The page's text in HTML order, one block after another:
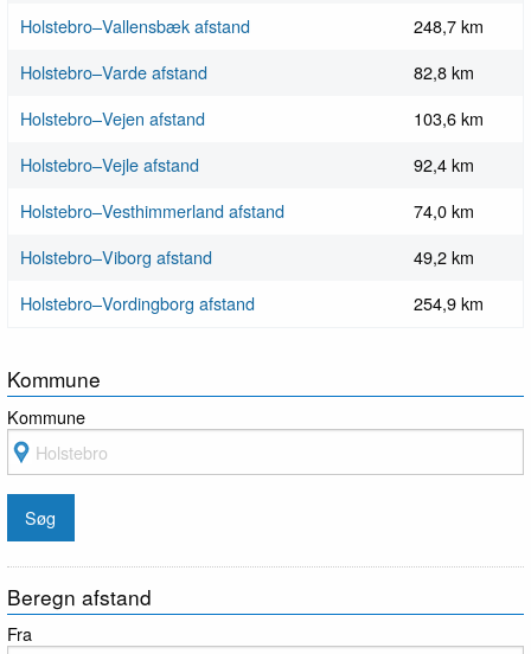
Holstebro–Vallensbæk afstand
248,7 km
Holstebro–Varde afstand
82,8 km
Holstebro–Vejen afstand
103,6 km
Holstebro–Vejle afstand
92,4 km
Holstebro–Vesthimmerland afstand
74,0 km
Holstebro–Viborg afstand
49,2 km
Holstebro–Vordingborg afstand
254,9 km
Kommune
Kommune
Beregn afstand
Fra